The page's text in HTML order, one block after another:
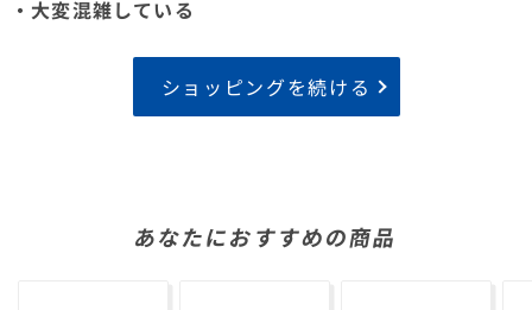
・大変混雑している
ショッピングを続ける
あなたにおすすめの商品